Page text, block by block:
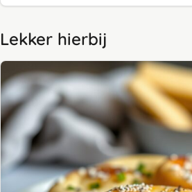
Lekker hierbij